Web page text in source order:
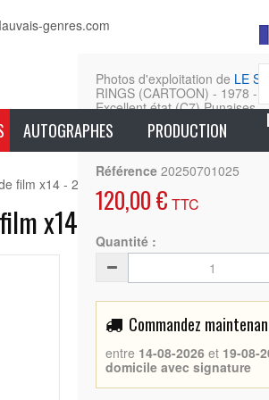
AUTOGRAPHES PRODUCTION
film x14 - 22x28 cm. - 1978 - Ralph Bakshi,
x14 - 22x28 cm. -
Photos d'exploitation de LE
RINGS (CARTOON) - 1978 -
Excellent état (C7) Punaises
En
Référence 20250701025
120,00 € TTC
Quantité :
Commandez
entre 14-08-2026 et 19-08-
domicile avec signature